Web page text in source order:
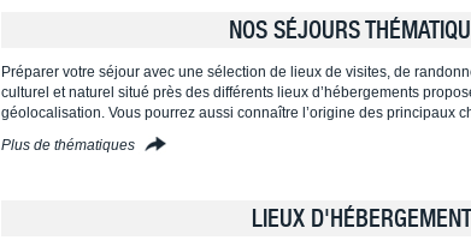
NOS SÉJOURS
Préparer votre séjour avec une sélection de lieux de visites, de
culturel et naturel situé près des différents lieux d’hébergements
géolocalisation. Vous pourrez aussi connaître l’origine des principaux
Plus de thématiques
LIEUX